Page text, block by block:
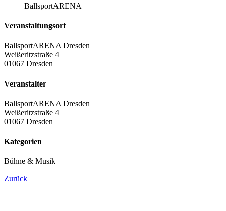
BallsportARENA
Veranstaltungsort
BallsportARENA Dresden
Weißeritzstraße 4
01067 Dresden
Veranstalter
BallsportARENA Dresden
Weißeritzstraße 4
01067 Dresden
Kategorien
Bühne & Musik
Zurück